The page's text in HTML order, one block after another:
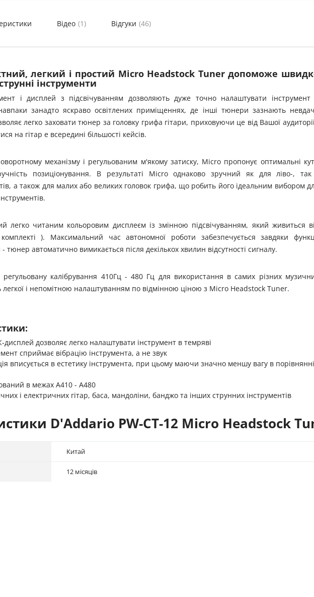
Відео (1) Відгуки (46)
легкий і простий Micro Headstock Tuner допоможе
інструменти
і дисплей з підсвічуванням дозволяють дуже точно налаштувати
занадто яскраво освітлених приміщеннях, де інші тюнери зазнають
легко заховати тюнер за головку грифа гітари, приховуючи це від Вашої
на гітар е всередині більшості кейсів.
механізму і регульованим м'якому затиску, Micro пропонує оптимальні
позиціонування. В результаті Micro однаково зручний як для ліво-, так
а також для малих або великих головок грифа, що робить його ідеальним вибором
легко читаним кольоровим дисплеєм із змінною підсвічуванням, який живиться
). Максимальний час автономної роботи забезпечується завдяки
автоматично вимикається після декількох хвилин відсутності сигналу.
калібрування 410Гц - 480 Гц для використання в самих різних
легкої і непомітною налаштуванням по відмінною ціною з Micro Headstock Tuner.
дисплей дозволяє легко налаштувати інструмент в темряві
сприймає вібрацію інструмента, а не звук
вписується в естетику інструмента, при цьому маючи значно меншу вагу в порівнянні
в межах A410 - A480
і електричних гітар, баса, мандоліни, банджо та інших струнних інструментів
D'Addario PW-CT-12 Micro Headstock
Китай
12 місяців